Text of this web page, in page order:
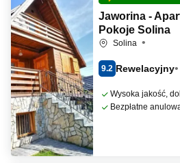
Jaworina -
Pokoje Solina
Solina
9.2 Rewelacyjny
Wysoka jakość,
Bezpłatne